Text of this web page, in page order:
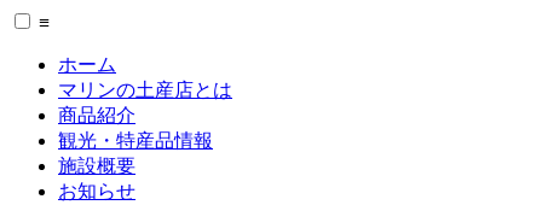
≡
ホーム
マリンの土産店とは
商品紹介
観光・特産品情報
施設概要
お知らせ